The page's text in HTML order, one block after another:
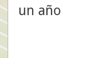
un año